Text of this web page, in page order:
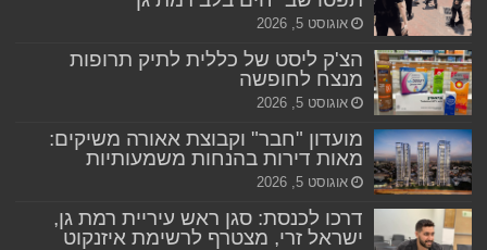
אוגוסט 5, 2026
הצ'ק ליסט של כללית לתיק תרופות
מנצח לחופשה
אוגוסט 5, 2026
מועדון "חבר" וקבוצת אאורה משיקים:
מאות דירות בהנחות משמעותיות
אוגוסט 5, 2026
דרכו לכנסת: סגן ראש עיריית רמת גן,
ישראל זרי, מצטרף לרשימת איזנקוט